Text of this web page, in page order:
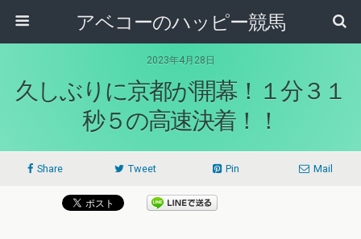
アベコーのハッピー競馬
2023年4月28日
久しぶりに京都が開幕！１分３１
秒５の高速決着！！
Share Tweet Pin Mail